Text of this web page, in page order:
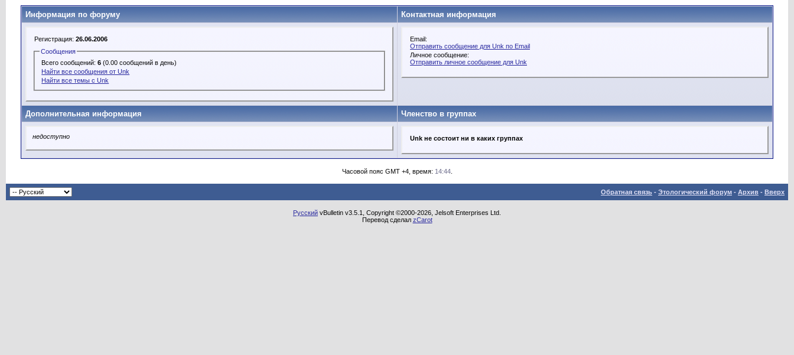
Информация по форуму Контактная информация
Регистрация: 26.06.2006
Сообщения
Всего сообщений:6 (0.00 сообщений в день)
Найти все сообщения от Unk
Найти все темы с Unk
Email:
Отправить сообщение для Unk по Email
Личное сообщение:
Отправить личное сообщение для Unk
Дополнительная информация Членство в группах
недоступно Unk не состоит ни в каких группах
Часовой пояс GMT +4, время: 14:44.
Обратная связь - Этологический форум - Архив - Вверх
Русский vBulletin v3.5.1, Copyright ©2000-2026, Jelsoft Enterprises Ltd.
Перевод сделал zCarot